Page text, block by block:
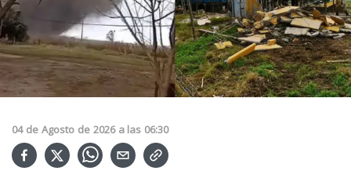
04 de Agosto de 2026 a las 06:30